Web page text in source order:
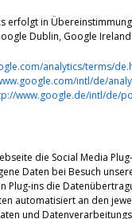
erfolgt in
Dublin, Google
analytics/terms/
intl/de/
www.google.de/intl/de/
die Social Media
Daten bei Besuch
Plug-ins die
automatisiert an den
und